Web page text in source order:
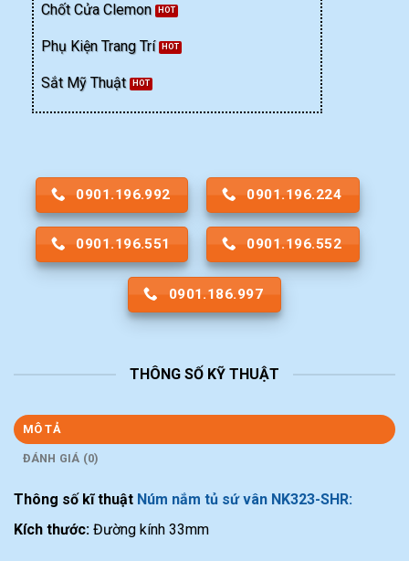
Chốt Cửa Clemon
Phụ Kiện Trang Trí
Sắt Mỹ Thuật
0901.196.992 0901.196.224
0901.196.551 0901.196.552
0901.186.997
THÔNG SỐ KỸ THUẬT
MÔ TẢ
ĐÁNH GIÁ (0)
Thông số kĩ thuật Núm nắm tủ sứ vân NK323-SHR:
Kích thước: Đường kính 33mm